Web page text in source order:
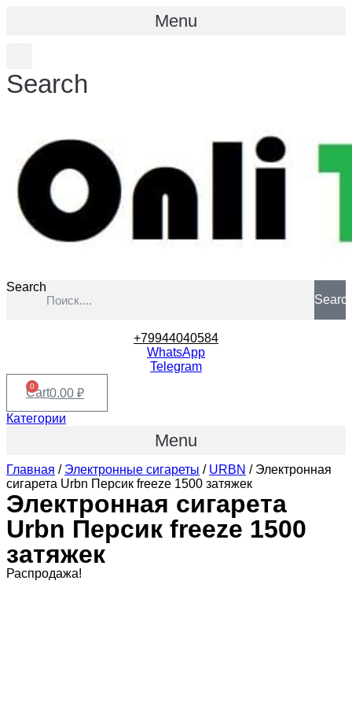
Menu
Search
Search
+79944040584
WhatsApp
Telegram
0.00 ₽
0
Cart
Категории
Menu
Главная / Электронные сигареты / URBN / Электронная
сигарета Urbn Персик freeze 1500 затяжек
Электронная сигарета
Urbn Персик freeze 1500
затяжек
Распродажа!